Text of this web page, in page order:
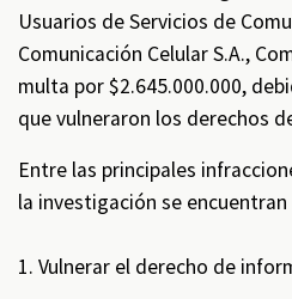
Usuarios de Servicios de
Comunicación Celular S.A.,
multa por $2.645.000.000,
que vulneraron los derechos
Entre las principales
la investigación se
1. Vulnerar el derecho de